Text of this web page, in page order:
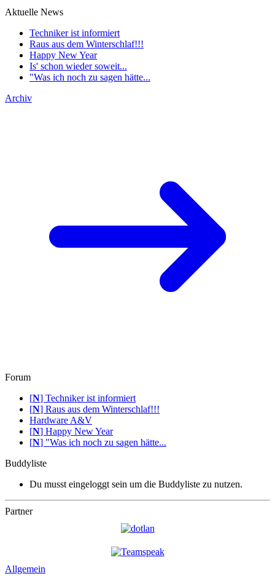
Aktuelle News
Techniker ist informiert
Raus aus dem Winterschlaf!!!
Happy New Year
Is' schon wieder soweit...
"Was ich noch zu sagen hätte...
Archiv
Forum
[N] Techniker ist informiert
[N] Raus aus dem Winterschlaf!!!
Hardware A&V
[N] Happy New Year
[N] "Was ich noch zu sagen hätte...
Buddyliste
Du musst eingeloggt sein um die Buddyliste zu nutzen.
Partner
Allgemein